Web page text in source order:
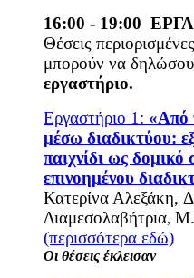
16:00 - 19:00
Θέσεις
μπορούν να
εργαστήριο.
Εργαστήριο 1: «Από
μέσω διαδικτύου:
παιχνίδι ως δομικό
επινοημένου
Κατερίνα Αλεξάκη,
Διαμεσολαβήτρια,
(περισσότερα εδώ)
Οι θέσεις έκλεισαν